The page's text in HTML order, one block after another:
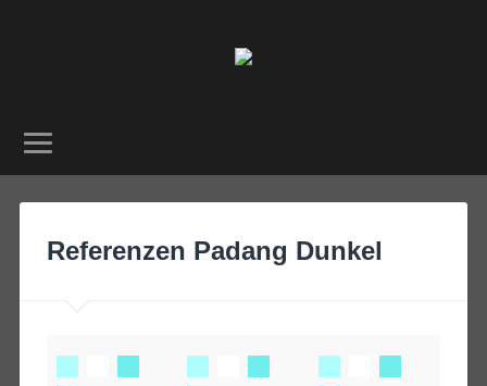
Referenzen Padang Dunkel